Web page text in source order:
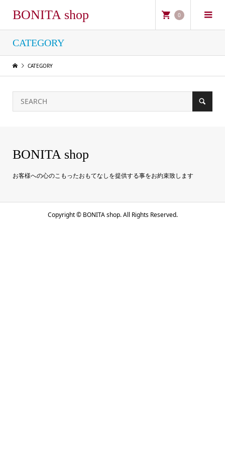
BONITA shop 0
CATEGORY
CATEGORY
BONITA shop
お客様への心のこもったおもてなしを提供する事をお約束致します
Copyright ©BONITA shop. All Rights Reserved.